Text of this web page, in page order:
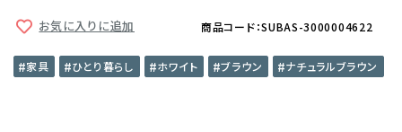
お気に入りに追加 商品コード：SUBAS-3000004622
家具 ひとり暮らし ホワイト ブラウン ナチュラルブラウン